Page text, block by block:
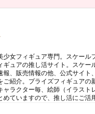
少女フィギュア専門。スケール
ギュアの推し活サイト。スケー
報、販売情報の他、公式サイト
ご紹介。プライズフィギュアの
ャラクター毎、絵師（イラスト
めていますので、推し活にご活